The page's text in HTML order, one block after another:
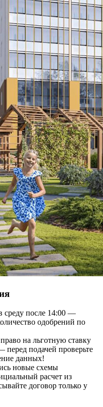
после 14:00 —
одобрений по
на льготную ставку
подачей проверьте
данных!
новые схемы
расчет из
договор только у